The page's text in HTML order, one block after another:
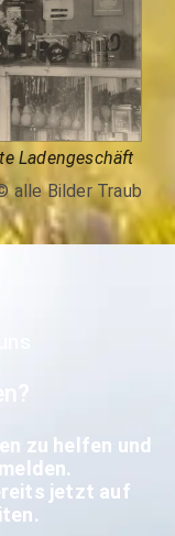
Ladengeschäft
alle Bilder Traub
zu helfen und
jetzt auf